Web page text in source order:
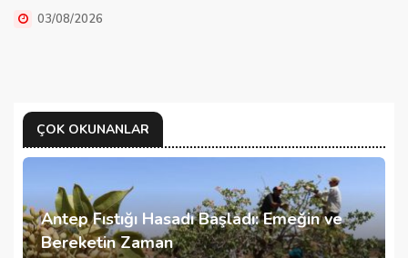
03/08/2026
ÇOK OKUNANLAR
Antep Fıstığı Hasadı Başladı: Emeğin ve
Bereketin Zaman